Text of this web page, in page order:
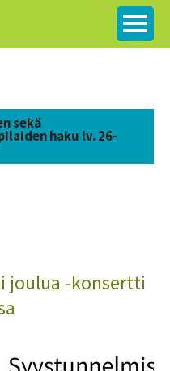
sekä
haku lv. 26-
joulua -konsertti